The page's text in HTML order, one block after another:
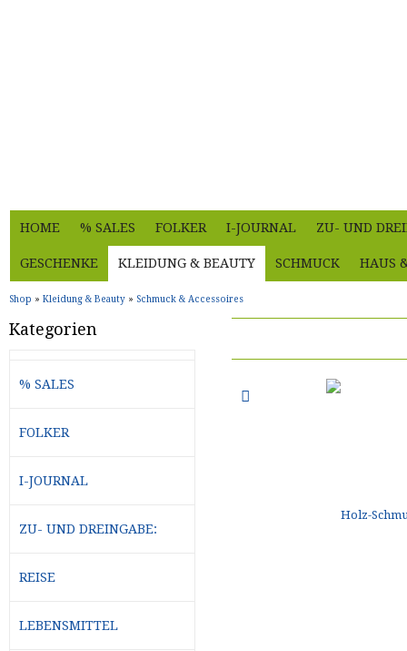
HOME % SALES FOLKER I-JOURNAL ZU- UND
GESCHENKE KLEIDUNG & BEAUTY SCHMUCK HAUS
Shop » Kleidung & Beauty » Schmuck & Accessoires
Kategorien
% SALES
FOLKER
I-JOURNAL
ZU- UND DREINGABE:
REISE
LEBENSMITTEL